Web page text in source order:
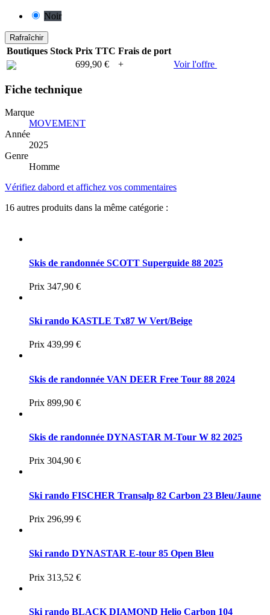
Noir
Boutiques Stock Prix TTC Frais de port
699,90 €
+ Voir l'offre
Fiche technique
Marque
MOVEMENT
Année
2025
Genre
Homme
Vérifiez dabord et affichez vos commentaires
16 autres produits dans la même catégorie :
Skis de randonnée SCOTT Superguide 88 2025
Prix 347,90 €
Ski rando KASTLE Tx87 W Vert/Beige
Prix 439,99 €
Skis de randonnée VAN DEER Free Tour 88 2024
Prix 899,90 €
Skis de randonnée DYNASTAR M-Tour W 82 2025
Prix 304,90 €
Ski rando FISCHER Transalp 82 Carbon 23 Bleu/Jaune
Prix 296,99 €
Ski rando DYNASTAR E-tour 85 Open Bleu
Prix 313,52 €
Ski rando BLACK DIAMOND Helio Carbon 104